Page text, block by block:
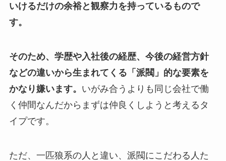
いけるだけの余裕と観察力を持っているもので
す。
そのため、学歴や入社後の経歴、今後の経営方針
などの違いから生まれてくる「派閥」的な要素を
かなり嫌います。 いがみ合うよりも同じ会社で働
く仲間なんだからまずは仲良くしようと考えるタ
イプです。
ただ、一匹狼系の人と違い、派閥にこだわる人た